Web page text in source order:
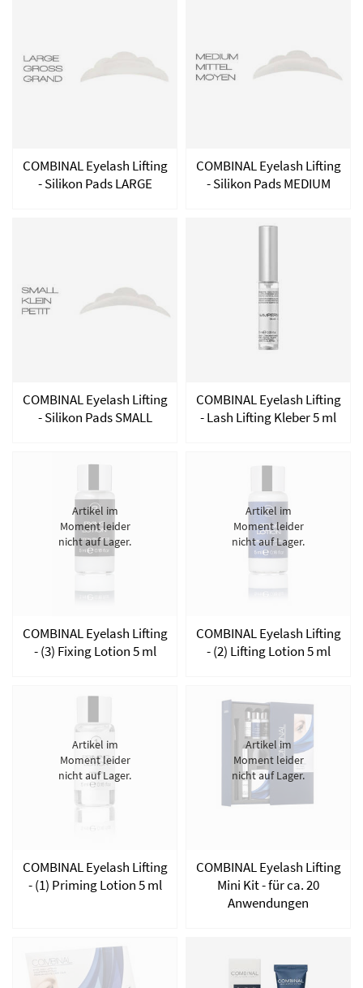
COMBINAL Eyelash Lifting
- Silikon Pads LARGE
COMBINAL Eyelash Lifting
- Silikon Pads MEDIUM
COMBINAL Eyelash Lifting
- Silikon Pads SMALL
COMBINAL Eyelash Lifting
- Lash Lifting Kleber 5 ml
Artikel im
Moment leider
nicht auf Lager.
COMBINAL Eyelash Lifting
- (3) Fixing Lotion 5 ml
Artikel im
Moment leider
nicht auf Lager.
COMBINAL Eyelash Lifting
- (2) Lifting Lotion 5 ml
Artikel im
Moment leider
nicht auf Lager.
COMBINAL Eyelash Lifting
- (1) Priming Lotion 5 ml
Artikel im
Moment leider
nicht auf Lager.
COMBINAL Eyelash Lifting
Mini Kit - für ca. 20
Anwendungen